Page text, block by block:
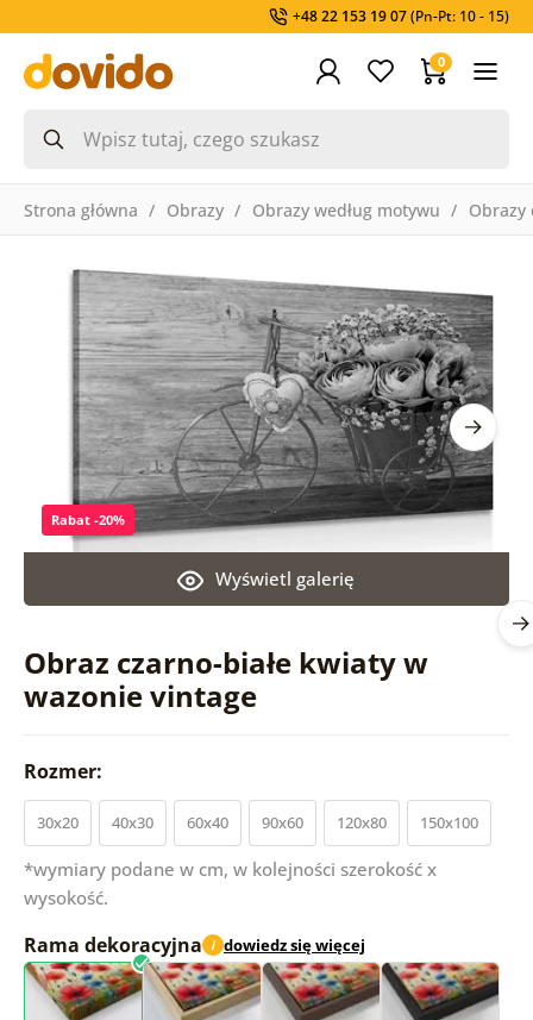
+48 22 153 19 07(Pn-Pt: 10 - 15)
0
Strona główna Obrazy Obrazy według motywu Obrazy
Obraz czarno-białe kwiaty w
wazonie vintage
Wyświetl galerię
Rabat -20%
Rozmer:
30x20 40x30 60x40 90x60 120x80 150x100
*wymiary podane w cm, w kolejności szerokość x
wysokość.
Rama dekoracyjna i dowiedz się więcej